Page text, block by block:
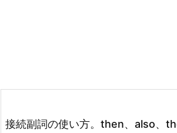
接続副詞の使い方。then、also、